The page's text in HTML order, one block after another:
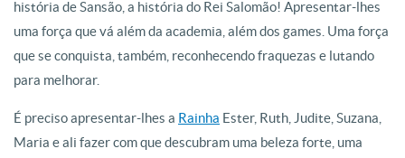
história de Sansão, a história do Rei Salomão! Apresentar-lhes
uma força que vá além da academia, além dos games. Uma força
que se conquista, também, reconhecendo fraquezas e lutando
para melhorar.
É preciso apresentar-lhes a Rainha Ester, Ruth, Judite, Suzana,
Maria e ali fazer com que descubram uma beleza forte, uma